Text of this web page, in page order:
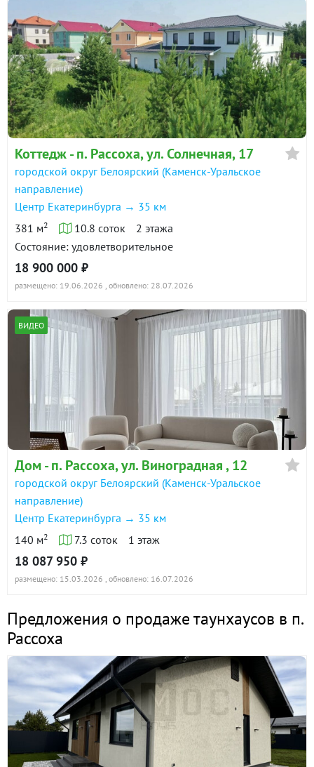
Коттедж - п. Рассоха, ул. Солнечная, 17
городской округ Белоярский (Каменск-Уральское
направление)
Центр Екатеринбурга → 35 км
381 м2 10.8 соток
2 этажа
Состояние: удовлетворительное
18 900 000 ₽
размещено: 19.06.2026 , обновлено: 28.07.2026
ВИДЕО
Дом - п. Рассоха, ул. Виноградная , 12
городской округ Белоярский (Каменск-Уральское
направление)
Центр Екатеринбурга → 35 км
140 м2 7.3 соток 1 этаж
18 087 950 ₽
размещено: 15.03.2026 , обновлено: 16.07.2026
Предложения о продаже таунхаусов в п.
Рассоха